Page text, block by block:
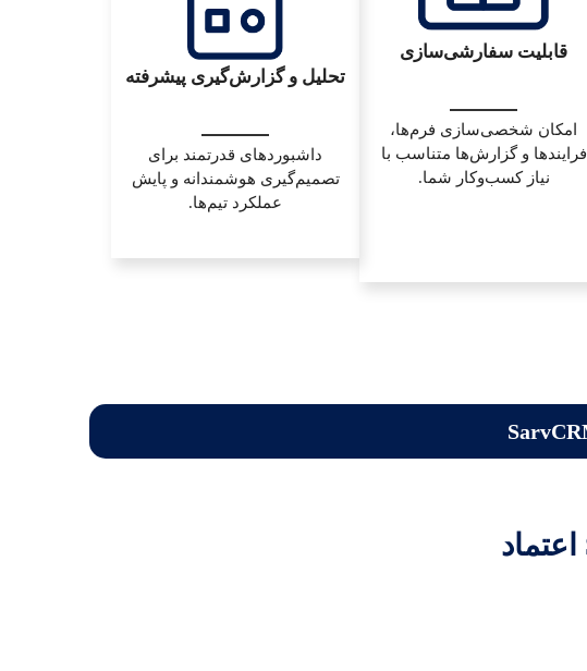
قابلیت سفارشی‌سازی
امکان شخصی‌سازی فرم‌ها،
فرایندها و گزارش‌ها متناسب با
نیاز کسب‌و‌کار شما.
تحلیل و گزارش‌گیری پیشرفته
داشبوردهای قدرتمند برای
تصمیم‌گیری هوشمندانه و پایش
عملکرد تیم‌ها.
بیش از هزاران کاربر به SarvCRM اعتماد